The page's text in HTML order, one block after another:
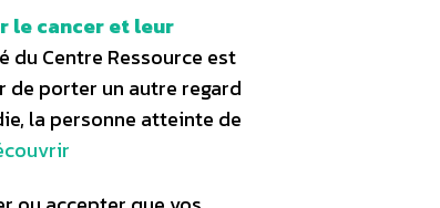
le cancer et leur
du Centre Ressource est
de porter un autre regard
la personne atteinte de